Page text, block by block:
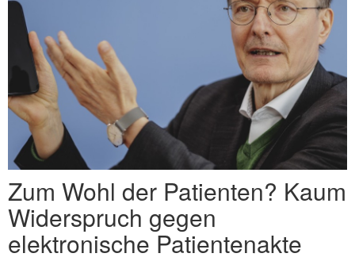
Zum Wohl der Patienten? Kaum
Widerspruch gegen
elektronische Patientenakte